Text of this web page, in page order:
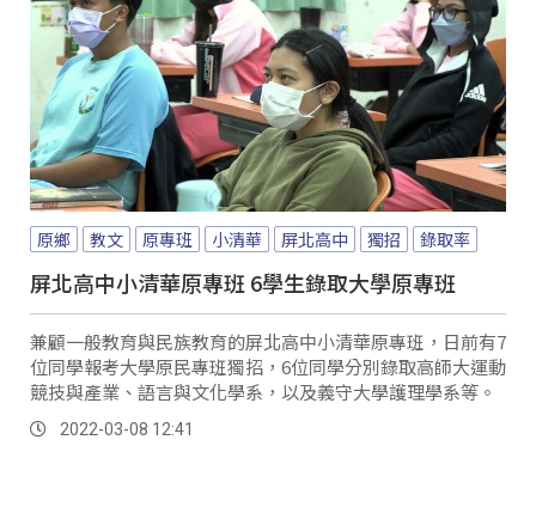
原鄉 教文 原專班 小清華 屏北高中 獨招 錄取率
屏北高中小清華原專班 6學生錄取大學原專班
兼顧一般教育與民族教育的屏北高中小清華原專班，日前有7
位同學報考大學原民專班獨招，6位同學分別錄取高師大運動
競技與產業、語言與文化學系，以及義守大學護理學系等。
2022-03-08 12:41